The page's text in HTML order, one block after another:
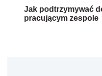
Jak podtrzymywać
pracującym zespole